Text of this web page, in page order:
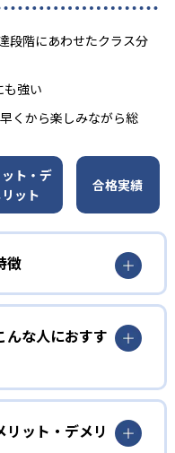
段階にあわせたクラス分
も強い
くから楽しみながら総
ト・デ
ット
合格実績
徴
クラス分け
達段階に合わせて「1・
学1～2年」「小学3～
と細かくクラスを設
した教材と指導で学び
んな人におすす
につけたい児童
ット・デメリ